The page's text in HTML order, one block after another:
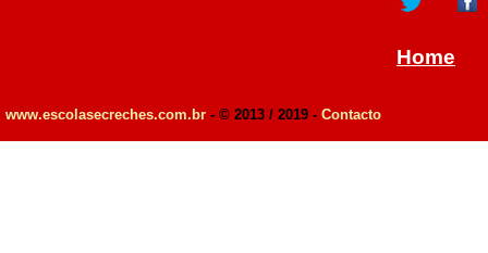
Home
www.escolasecreches.com.br - © 2013 / 2019 - Contacto